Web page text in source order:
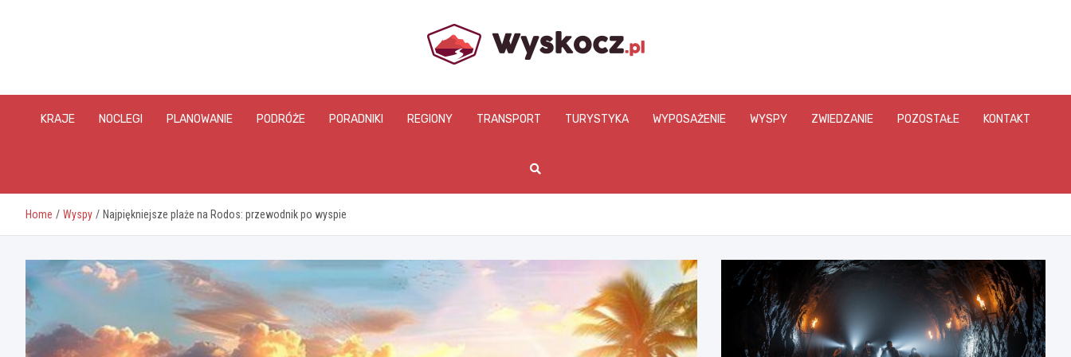
www.wyskocz.pl
KRAJE NOCLEGI PLANOWANIE PODRÓŻE PORADNIKI REGIONY TRANSPORT TURYSTYKA WYPOSAŻENIE WYSPY ZWIEDZANIE POZOSTAŁE KONTAKT
Home Wyspy Najpiękniejsze plaże na Rodos: przewodnik po wyspie